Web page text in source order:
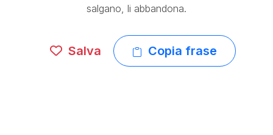
salgano, li abbandona.
Salva Copia frase